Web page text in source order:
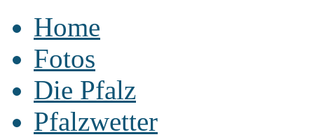
Home
Fotos
Die Pfalz
Pfalzwetter